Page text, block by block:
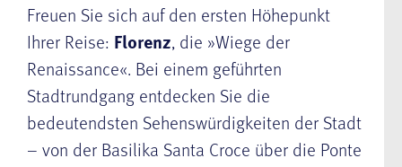
Freuen Sie sich auf den ersten Höhepunkt
Ihrer Reise: Florenz, die »Wiege der
Renaissance«. Bei einem geführten
Stadtrundgang entdecken Sie die
bedeutendsten Sehenswürdigkeiten der Stadt
– von der Basilika Santa Croce über die Ponte